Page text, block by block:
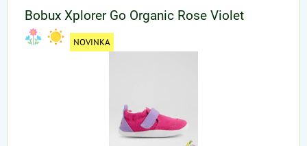
Bobux Xplorer Go Organic Rose Violet
NOVINKA